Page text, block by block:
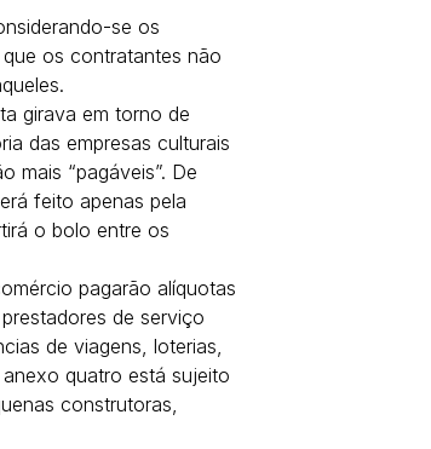
se os
os contratantes não
girava em torno de
das empresas culturais
mais “pagáveis”. De
feito apenas pela
o bolo entre os
pagarão alíquotas
de serviço
de viagens, loterias,
quatro está sujeito
construtoras,